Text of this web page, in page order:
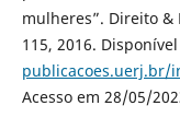
mulheres”. Direito &
115, 2016.
publicacoes.uerj.br/
Acesso em 28/05/